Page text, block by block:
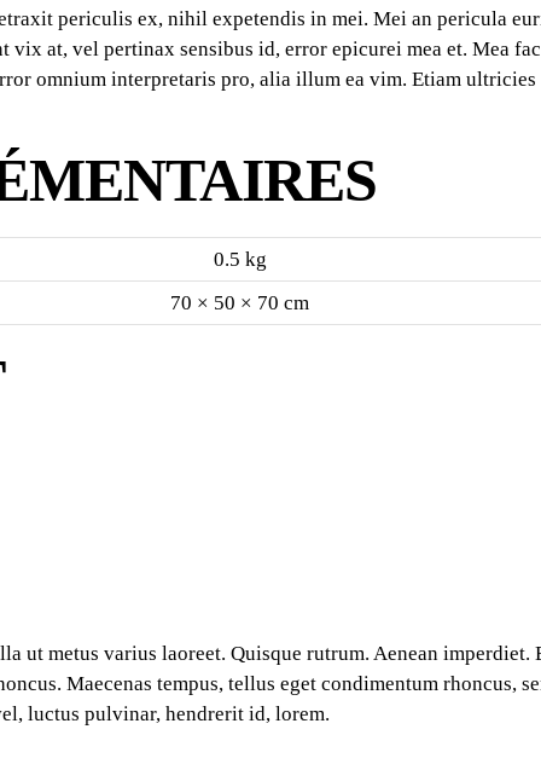
periculis ex, nihil expetendis in mei. Mei an pericula
at, vel pertinax sensibus id, error epicurei mea et. Mea
omnium interpretaris pro, alia illum ea vim. Etiam
0.5 kg
70 × 50 × 70 cm
ut metus varius laoreet. Quisque rutrum. Aenean imperdiet.
Maecenas tempus, tellus eget condimentum rhoncus,
luctus pulvinar, hendrerit id, lorem.